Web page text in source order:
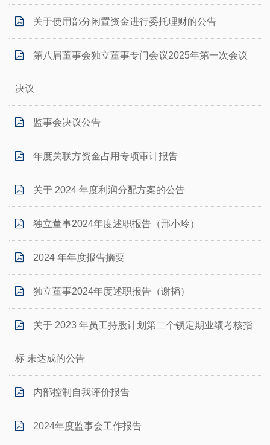
关于使用部分闲置资金进行委托理财的公告
第八届董事会独立董事专门会议2025年第一次会议
决议
监事会决议公告
年度关联方资金占用专项审计报告
关于 2024 年度利润分配方案的公告
独立董事2024年度述职报告（邢小玲）
2024 年年度报告摘要
独立董事2024年度述职报告（谢韬）
关于 2023 年员工持股计划第二个锁定期业绩考核指
标 未达成的公告
内部控制自我评价报告
2024年度监事会工作报告